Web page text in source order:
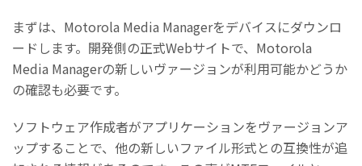
まずは、Motorola Media Managerをデバイスにダウンロ
ードします。開発側の正式Webサイトで、Motorola
Media Managerの新しいヴァージョンが利用可能かどうか
の確認も必要です。
ソフトウェア作成者がアプリケーションをヴァージョンア
ップすることで、他の新しいファイル形式との互換性が追